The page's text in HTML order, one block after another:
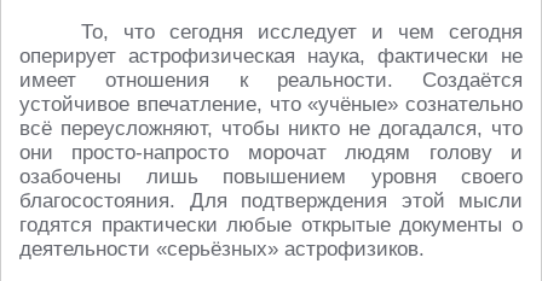
То, что сегодня исследует и чем сегодня
оперирует астрофизическая наука, фактически не
имеет отношения к реальности. Создаётся
устойчивое впечатление, что «учёные» сознательно
всё переусложняют, чтобы никто не догадался, что
они просто-напросто морочат людям голову и
озабочены лишь повышением уровня своего
благосостояния. Для подтверждения этой мысли
годятся практически любые открытые документы о
деятельности «серьёзных» астрофизиков.